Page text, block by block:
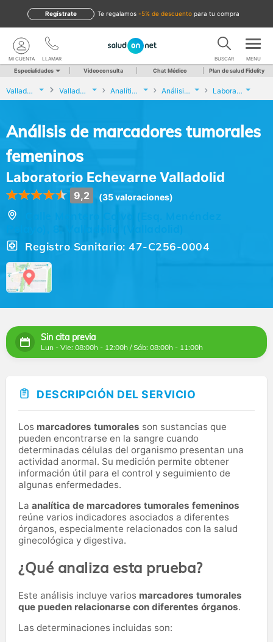
te regalamos -5% de descuento para tu compra
Regístrate
LLAMAR
MI CUENTA BUSCAR MENU
Especialidades Videoconsulta Chat Médico Plan de salud Fidelity
Valladolid Valladolid Analíticas y Genética Análisis de marcadores tumorales femeninos Laboratorio Echevarne Valladolid
Análisis de marcadores tumorales
femeninos
Laboratorio Echevarne Valladolid
9,2 (35 valoraciones)
Registro Sanitario: 47-C256-0004
Sin cita previa
Lun - Vie: 08:00h - 12:00h / Sáb: 08:00h - 11:00h
DESCRIPCIÓN DEL SERVICIO
Los marcadores tumorales son sustancias que
pueden encontrarse en la sangre cuando
determinadas células del organismo presentan una
actividad anormal. Su medición permite obtener
información útil para el control y seguimiento de
algunas enfermedades.
La analítica de marcadores tumorales femeninos
reúne varios indicadores asociados a diferentes
órganos, especialmente relacionados con la salud
ginecológica y digestiva.
¿Qué analiza esta prueba?
Este análisis incluye varios marcadores tumorales
que pueden relacionarse con diferentes órganos.
Las determinaciones incluidas son: